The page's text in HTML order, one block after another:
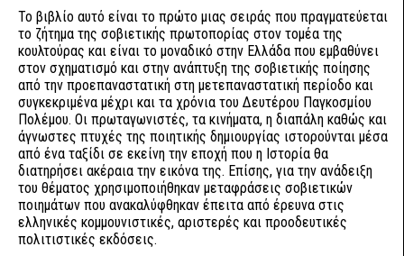
Το βιβλίο αυτό είναι το πρώτο μιας σειράς που πραγματεύεται
το ζήτημα της σοβιετικής πρωτοπορίας στον τομέα της
κουλτούρας και είναι το μοναδικό στην Ελλάδα που εμβαθύνει
στον σχηματισμό και στην ανάπτυξη της σοβιετικής ποίησης
από την προεπαναστατική στη μετεπαναστατική περίοδο και
συγκεκριμένα μέχρι και τα χρόνια του Δευτέρου Παγκοσμίου
Πολέμου. Οι πρωταγωνιστές, τα κινήματα, η διαπάλη καθώς και
άγνωστες πτυχές της ποιητικής δημιουργίας ιστορούνται μέσα
από ένα ταξίδι σε εκείνη την εποχή που η Ιστορία θα
διατηρήσει ακέραια την εικόνα της. Επίσης, για την ανάδειξη
του θέματος χρησιμοποιήθηκαν μεταφράσεις σοβιετικών
ποιημάτων που ανακαλύφθηκαν έπειτα από έρευνα στις
ελληνικές κομμουνιστικές, αριστερές και προοδευτικές
πολιτιστικές εκδόσεις.